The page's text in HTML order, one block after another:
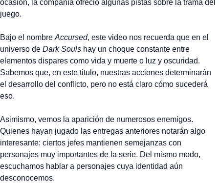
ocasión, la compañía ofreció algunas pistas sobre la trama del
juego.
Bajo el nombre Accursed, este video nos recuerda que en el
universo de Dark Souls hay un choque constante entre
elementos dispares como vida y muerte o luz y oscuridad.
Sabemos que, en este titulo, nuestras acciones determinarán
el desarrollo del conflicto, pero no está claro cómo sucederá
eso.
Asimismo, vemos la aparición de numerosos enemigos.
Quienes hayan jugado las entregas anteriores notarán algo
interesante: ciertos jefes mantienen semejanzas con
personajes muy importantes de la serie. Del mismo modo,
escuchamos hablar a personajes cuya identidad aún
desconocemos.